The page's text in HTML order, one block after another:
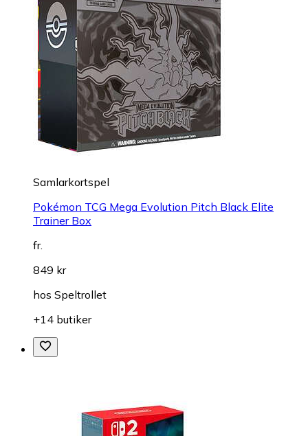
Samlarkortspel
Pokémon TCG Mega Evolution Pitch Black Elite
Trainer Box
fr.
849 kr
hos Speltrollet
+14 butiker